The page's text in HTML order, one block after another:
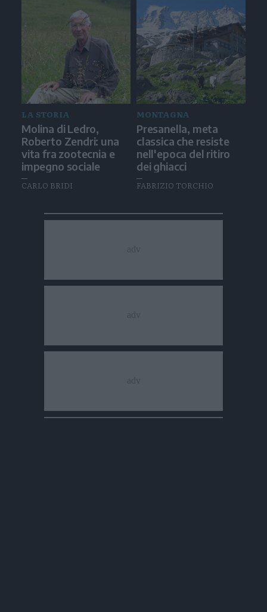
LA STORIA
Molina di Ledro,
Roberto Zendri: una
vita fra zootecnia e
impegno sociale
CARLO BRIDI
MONTAGNA
Presanella, meta
classica che resiste
nell'epoca del ritiro
dei ghiacci
FABRIZIO TORCHIO